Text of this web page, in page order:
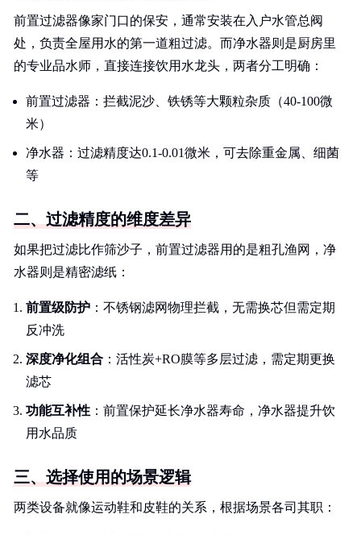
前置过滤器像家门口的保安，通常安装在入户水管总阀
处，负责全屋用水的第一道粗过滤。而净水器则是厨房里
的专业品水师，直接连接饮用水龙头，两者分工明确：
前置过滤器：拦截泥沙、铁锈等大颗粒杂质（40-100微
米）
净水器：过滤精度达0.1-0.01微米，可去除重金属、细菌
等
二、过滤精度的维度差异
如果把过滤比作筛沙子，前置过滤器用的是粗孔渔网，净
水器则是精密滤纸：
前置级防护 ：不锈钢滤网物理拦截，无需换芯但需定期
反冲洗
深度净化组合 ：活性炭+RO膜等多层过滤，需定期更换
滤芯
功能互补性 ：前置保护延长净水器寿命，净水器提升饮
用水品质
三、选择使用的场景逻辑
两类设备就像运动鞋和皮鞋的关系，根据场景各司其职：